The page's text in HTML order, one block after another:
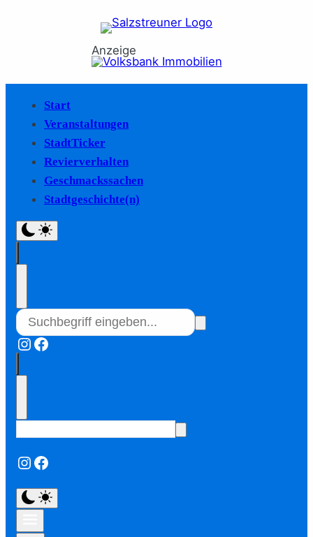
Anzeige
Start
Veranstaltungen
StadtTicker
Revierverhalten
Geschmackssachen
Stadtgeschichte(n)
Instagram
Facebook
Instagram
Facebook